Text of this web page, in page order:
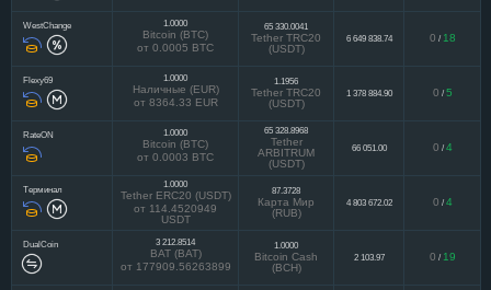
WestChange 1.0000
Bitcoin (BTC)
от 0.0005 BTC
65 330.0041
Tether TRC20
(USDT)
6 649 838.74 0 / 18
Flexy69 1.0000
Наличные (EUR)
от 8364.33 EUR
1.1956
Tether TRC20
(USDT)
1 378 884.90 0 / 5
RateON 1.0000
Bitcoin (BTC)
от 0.0003 BTC
65 328.8968
Tether
ARBITRUM
(USDT)
66 051.00 0 / 4
Терминал 1.0000
Tether ERC20 (USDT)
от 114.4520949
USDT
87.3728
Карта Мир
(RUB)
4 803 672.02 0 / 4
DualCoin 3 212.8514
BAT (BAT)
от 177909.56263899
1.0000
Bitcoin Cash
(BCH)
2 103.97 0 / 19